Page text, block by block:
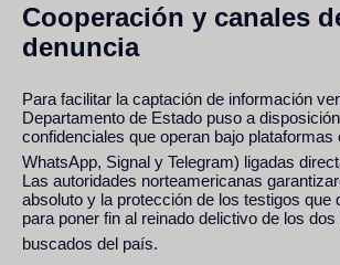
Cooperación y canales
denuncia
Para facilitar la captación de información
Departamento de Estado puso a
confidenciales que operan bajo
WhatsApp, Signal y Telegram) ligadas
Las autoridades norteamericanas
absoluto y la protección de los testigos que
para poner fin al reinado delictivo de los
buscados del país.